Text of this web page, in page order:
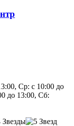
Ср: с 10:00 до
до 13:00, Сб: